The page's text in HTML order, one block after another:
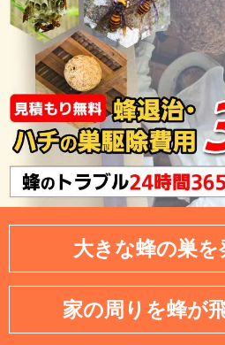
大きな蜂の巣を
家の周りを蜂が